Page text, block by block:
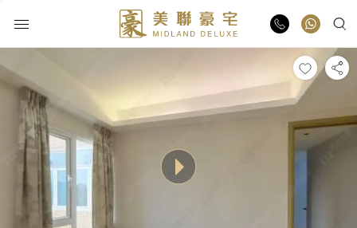
物业出售
物业出租
业主放盘
豪宅报告